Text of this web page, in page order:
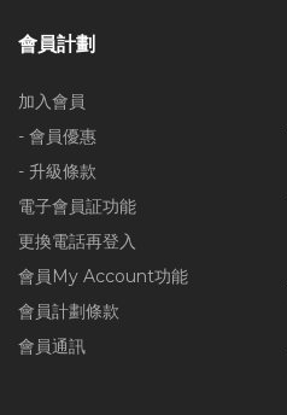
會員計劃
加入會員
- 會員優惠
- 升級條款
電子會員証功能
更換電話再登入
會員My Account功能
會員計劃條款
會員通訊